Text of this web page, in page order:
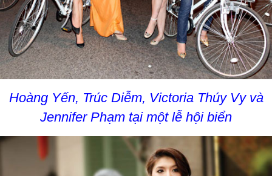
Hoàng Yến, Trúc Diễm, Victoria Thúy Vy và
Jennifer Phạm tại một lễ hội biển